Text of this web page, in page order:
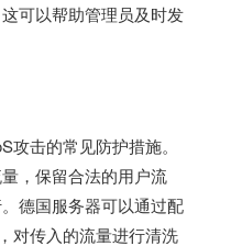
可以帮助管理员及时发
击的常见防护措施。
，保留合法的用户流
德国服务器可以通过配
对传入的流量进行清洗